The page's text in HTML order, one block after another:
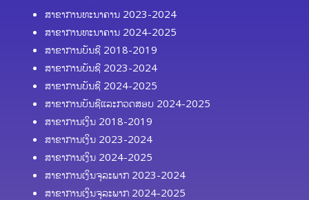
ສາຂາການທະນາຄານ 2023-2024
ສາຂາການທະນາຄານ 2024-2025
ສາຂາການບັນຊີ 2018-2019
ສາຂາການບັນຊີ 2023-2024
ສາຂາການບັນຊີ 2024-2025
ສາຂາການບັນຊີແລະກວດສອບ 2024-2025
ສາຂາການເງິນ 2018-2019
ສາຂາການເງິນ 2023-2024
ສາຂາການເງິນ 2024-2025
ສາຂາການເງິນຈຸລະພາກ 2023-2024
ສາຂາການເງິນຈຸລະພາກ 2024-2025